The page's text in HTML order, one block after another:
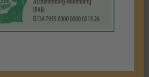
Wailandtstr. 15, 63741